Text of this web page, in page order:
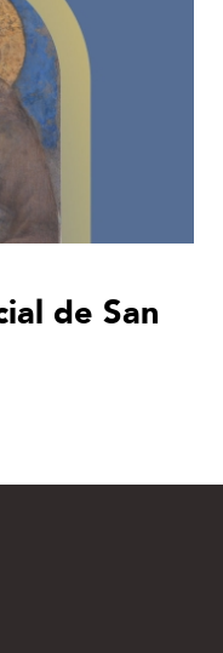
de San